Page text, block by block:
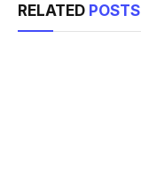
RELATED POSTS